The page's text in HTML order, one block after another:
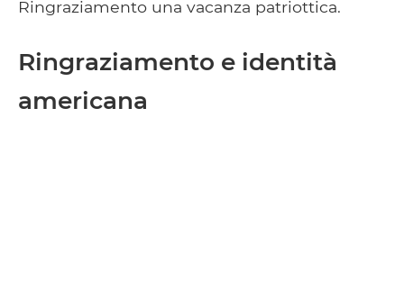
Ringraziamento una vacanza patriottica.
Ringraziamento e identità
americana